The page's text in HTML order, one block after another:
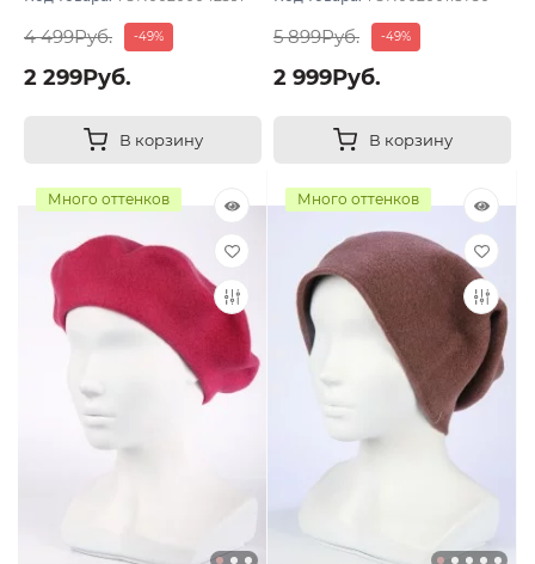
4 499Руб. -49%
2 299Руб.
В корзину
5 899Руб. -49%
2 999Руб.
В корзину
Много оттенков Много оттенков